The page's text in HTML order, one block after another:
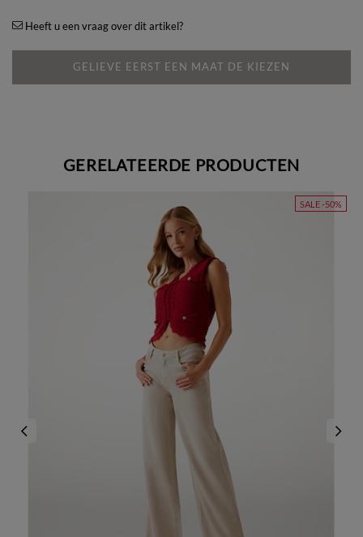
Heeft u een vraag over dit artikel?
GELIEVE EERST EEN MAAT DE KIEZEN
GERELATEERDE PRODUCTEN
SALE -50%